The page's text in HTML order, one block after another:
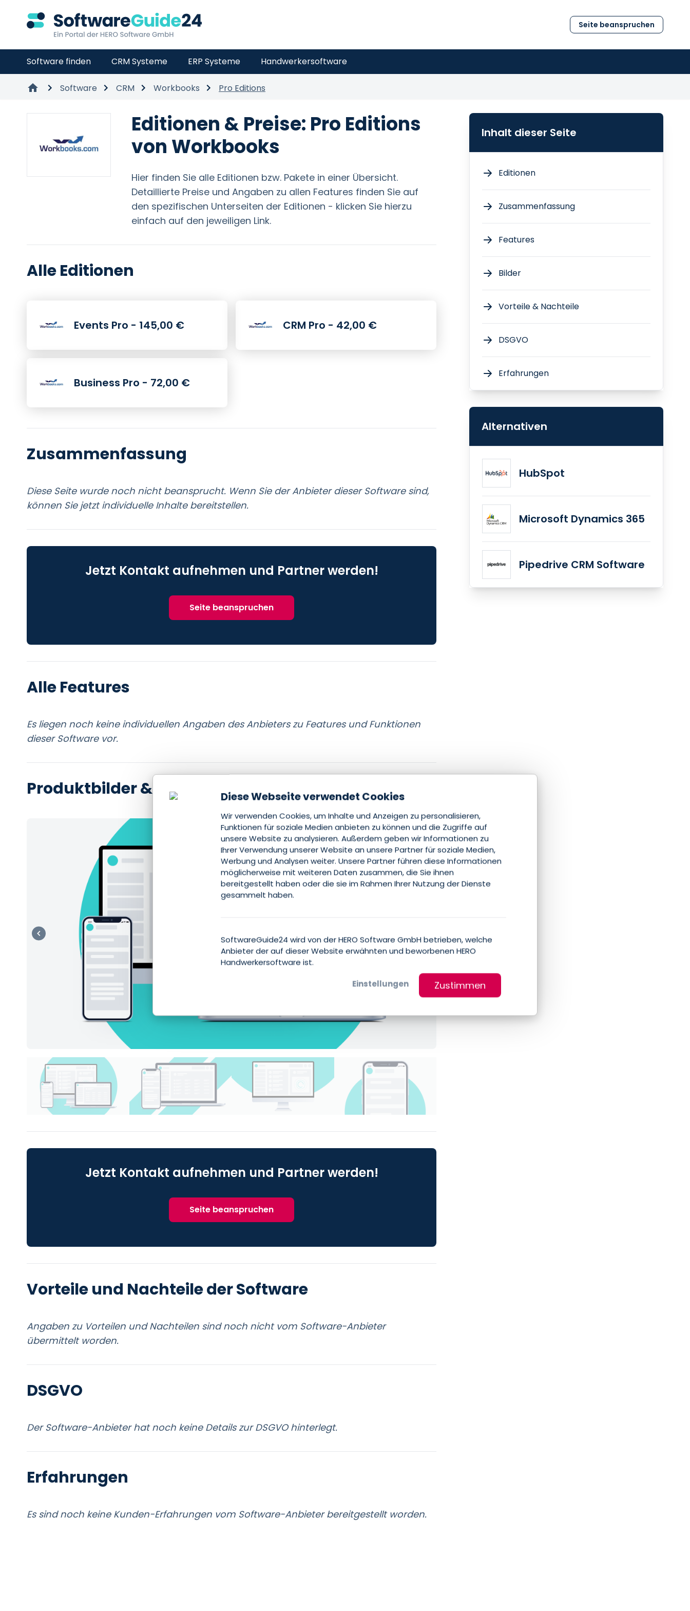
Diese Webseite verwendet Cookies
Wir verwenden Cookies, um Inhalte und Anzeigen zu personalisieren,
Funktionen für soziale Medien anbieten zu können und die Zugriffe auf
unsere Website zu analysieren. Außerdem geben wir Informationen zu
Ihrer Verwendung unserer Website an unsere Partner für soziale Medien,
Werbung und Analysen weiter. Unsere Partner führen diese Informationen
möglicherweise mit weiteren Daten zusammen, die Sie ihnen
bereitgestellt haben oder die sie im Rahmen Ihrer Nutzung der Dienste
gesammelt haben.
SoftwareGuide24 wird von der HERO Software GmbH betrieben, welche
Anbieter der auf dieser Website erwähnten und beworbenen HERO
Handwerkersoftware ist.
Einstellungen
Zustimmen
Seite beanspruchen
Software finden CRM Systeme ERP Systeme Handwerkersoftware
Software CRM Workbooks Pro Editions
Editionen & Preise: Pro Editions
von Workbooks
Hier finden Sie alle Editionen bzw. Pakete in einer Übersicht.
Detaillierte Preise und Angaben zu allen Features finden Sie auf
den spezifischen Unterseiten der Editionen - klicken Sie hierzu
einfach auf den jeweiligen Link.
Alle Editionen
Events Pro - 145,00 € CRM Pro - 42,00 €
Business Pro - 72,00 €
Zusammenfassung
Diese Seite wurde noch nicht beansprucht. Wenn Sie der Anbieter dieser Software sind,
können Sie jetzt individuelle Inhalte bereitstellen.
Jetzt Kontakt aufnehmen und Partner werden!
Seite beanspruchen
Alle Features
Es liegen noch keine individuellen Angaben des Anbieters zu Features und Funktionen
dieser Software vor.
Produktbilder & Screenshots
Jetzt Kontakt aufnehmen und Partner werden!
Seite beanspruchen
Vorteile und Nachteile der Software
Angaben zu Vorteilen und Nachteilen sind noch nicht vom Software-Anbieter
übermittelt worden.
DSGVO
Der Software-Anbieter hat noch keine Details zur DSGVO hinterlegt.
Erfahrungen
Es sind noch keine Kunden-Erfahrungen vom Software-Anbieter bereitgestellt worden.
Inhalt dieser Seite
Editionen
Zusammenfassung
Features
Bilder
Vorteile & Nachteile
DSGVO
Erfahrungen
Alternativen
HubSpot
Microsoft Dynamics 365
Pipedrive CRM Software